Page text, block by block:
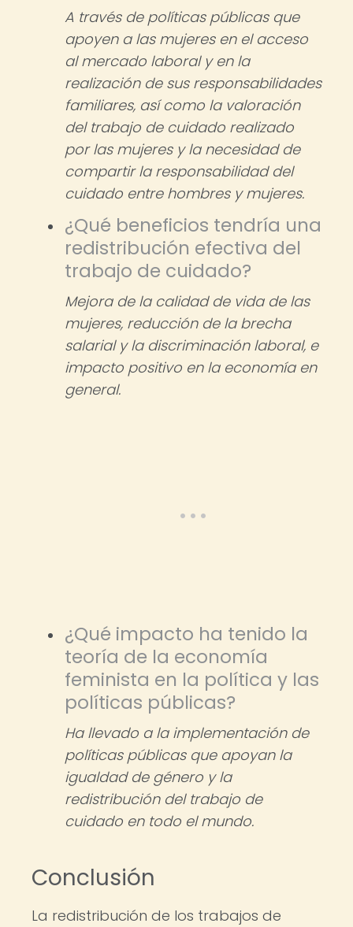
A través de políticas públicas que
apoyen a las mujeres en el acceso
al mercado laboral y en la
realización de sus responsabilidades
familiares, así como la valoración
del trabajo de cuidado realizado
por las mujeres y la necesidad de
compartir la responsabilidad del
cuidado entre hombres y mujeres.
¿Qué beneficios tendría una
redistribución efectiva del
trabajo de cuidado?
Mejora de la calidad de vida de las
mujeres, reducción de la brecha
salarial y la discriminación laboral, e
impacto positivo en la economía en
general.
¿Qué impacto ha tenido la
teoría de la economía
feminista en la política y las
políticas públicas?
Ha llevado a la implementación de
políticas públicas que apoyan la
igualdad de género y la
redistribución del trabajo de
cuidado en todo el mundo.
Conclusión
La redistribución de los trabajos de